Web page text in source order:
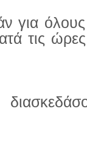
για
τις